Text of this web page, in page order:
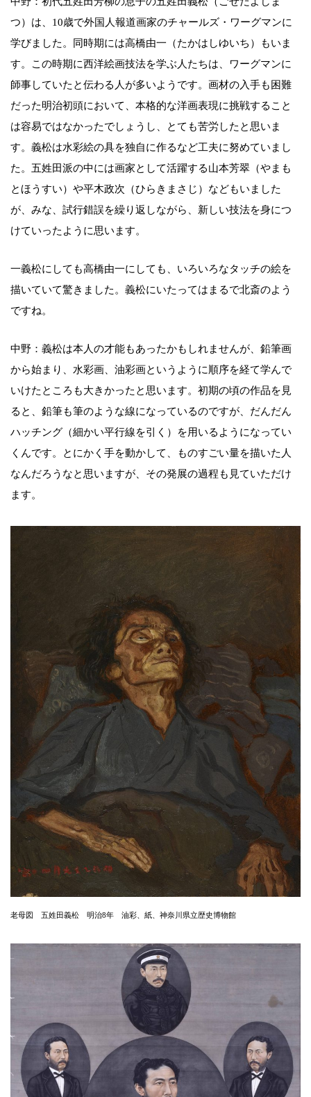
つ）は、10歳で外国人報道画家のチャールズ・ワーグマンに
学びました。同時期には高橋由一（たかはしゆいち）もいま
す。この時期に西洋絵画技法を学ぶ人たちは、ワーグマンに
師事していたと伝わる人が多いようです。画材の入手も困難
だった明治初頭において、本格的な洋画表現に挑戦すること
は容易ではなかったでしょうし、とても苦労したと思いま
す。義松は水彩絵の具を独自に作るなど工夫に努めていまし
た。五姓田派の中には画家として活躍する山本芳翠（やまも
とほうすい）や平木政次（ひらきまさじ）などもいました
が、みな、試行錯誤を繰り返しながら、新しい技法を身につ
けていったように思います。
一義松にしても高橋由一にしても、いろいろなタッチの絵を
描いていて驚きました。義松にいたってはまるで北斎のよう
ですね。
中野：義松は本人の才能もあったかもしれませんが、鉛筆画
から始まり、水彩画、油彩画というように順序を経て学んで
いけたところも大きかったと思います。初期の頃の作品を見
ると、鉛筆も筆のような線になっているのですが、だんだん
ハッチング（細かい平行線を引く）を用いるようになってい
くんです。とにかく手を動かして、ものすごい量を描いた人
なんだろうなと思いますが、その発展の過程も見ていただけ
ます。
老母図 五姓田義松 明治8年 油彩、紙、神奈川県立歴史博物館